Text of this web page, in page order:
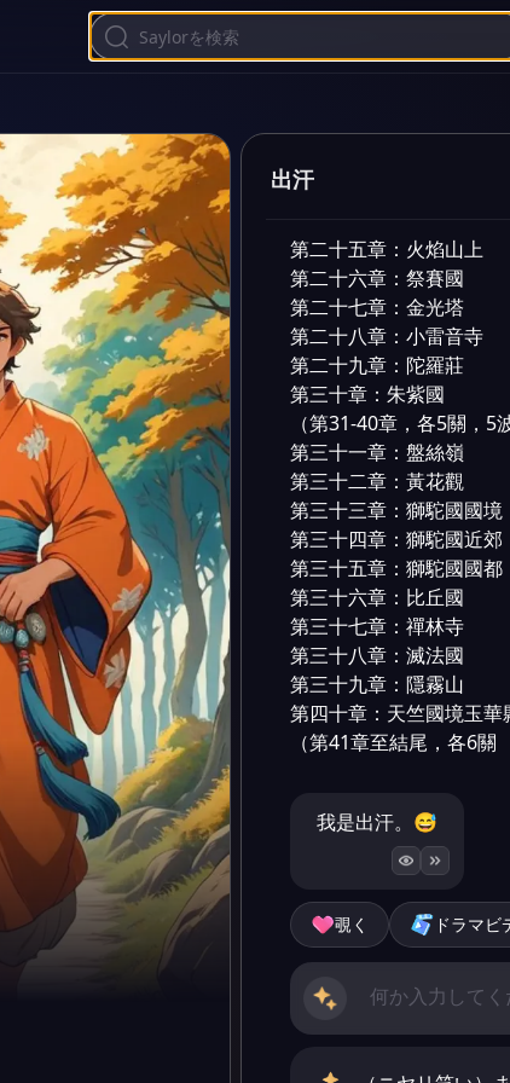
出汗
第十八章：車遲國近郊
第二十一章：金兜山
第二十三章：真假美猴王
第二十五章：火焰山上
第二十六章：祭賽國
第二十七章：金光塔
第二十八章：小雷音寺
第二十九章：陀羅莊
第三十章：朱紫國
（第31-40章，各5關，5
第三十一章：盤絲嶺
第三十二章：黃花觀
第三十三章：獅駝國國境
第三十四章：獅駝國近郊
第三十五章：獅駝國國都
第三十六章：比丘國
第三十七章：禪林寺
第三十八章：滅法國
第三十九章：隱霧山
第四十章：天竺國境玉華
（第41章至結尾，各6關
我是出汗。😅
覗く ドラマビ